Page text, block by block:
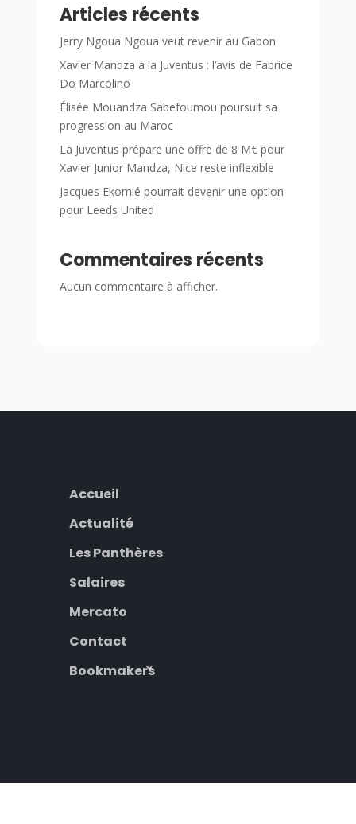
Articles récents
Jerry Ngoua Ngoua veut revenir au Gabon
Xavier Mandza à la Juventus : l’avis de Fabrice
Do Marcolino
Élisée Mouandza Sabefoumou poursuit sa
progression au Maroc
La Juventus prépare une offre de 8 M€ pour
Xavier Junior Mandza, Nice reste inflexible
Jacques Ekomié pourrait devenir une option
pour Leeds United
Commentaires récents
Aucun commentaire à afficher.
Accueil
Actualité
Les Panthères
Salaires
Mercato
Contact
Bookmakers